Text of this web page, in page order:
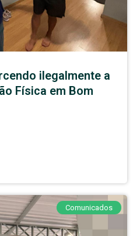
ilegalmente a
Física em Bom
Comunicados